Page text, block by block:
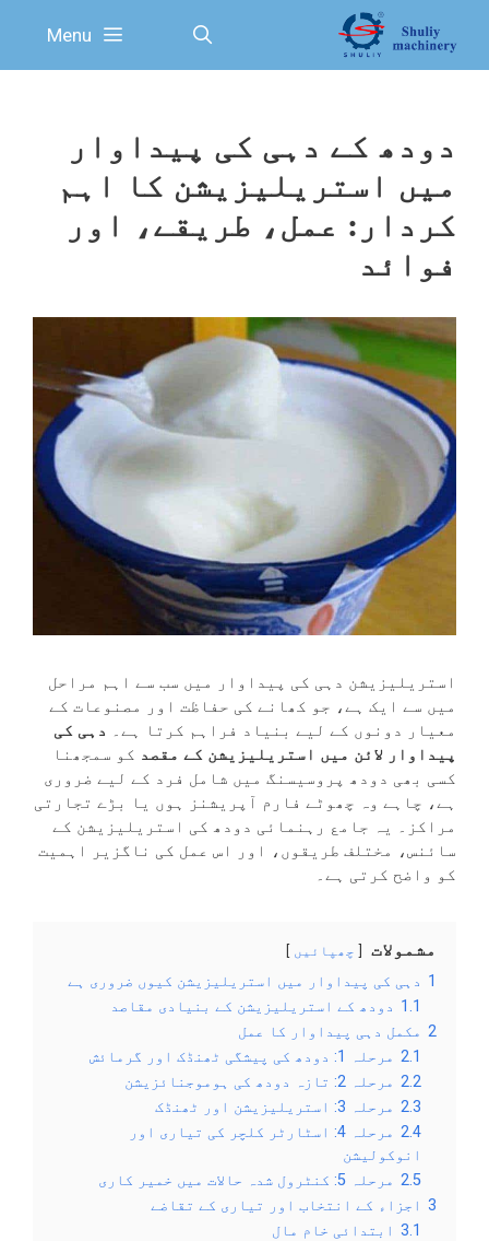
Menu
دودھ کے دہی کی پیداوار
میں استریلیزیشن کا اہم
کردار: عمل، طریقے، اور
فوائد
استریلیزیشن دہی کی پیداوار میں سب سے اہم مراحل
میں سے ایک ہے، جو کھانے کی حفاظت اور مصنوعات کے
معیار دونوں کے لیے بنیاد فراہم کرتا ہے۔ دہی کی
پیداوار لائن میں استریلیزیشن کے مقصد کو سمجھنا
کسی بھی دودھ پروسیسنگ میں شامل فرد کے لیے ضروری
ہے، چاہے وہ چھوٹے فارم آپریشنز ہوں یا بڑے تجارتی
مراکز۔ یہ جامع رہنمائی دودھ کی استریلیزیشن کے
سائنس، مختلف طریقوں، اور اس عمل کی ناگزیر اہمیت
کو واضح کرتی ہے۔
مشمولات چھپائیں
1 دہی کی پیداوار میں استریلیزیشن کیوں ضروری ہے
1.1 دودھ کے استریلیزیشن کے بنیادی مقاصد
2 مکمل دہی پیداوار کا عمل
2.1 مرحلہ 1: دودھ کی پیشگی ٹھنڈک اور گرمائش
2.2 مرحلہ 2: تازہ دودھ کی ہوموجنائزیشن
2.3 مرحلہ 3: استریلیزیشن اور ٹھنڈک
2.4
مرحلہ 4: اسٹارٹر کلچر کی تیاری اور
انوکولیشن
2.5 مرحلہ 5: کنٹرول شدہ حالات میں خمیر کاری
3 اجزاء کے انتخاب اور تیاری کے تقاضے
3.1 ابتدائی خام مال